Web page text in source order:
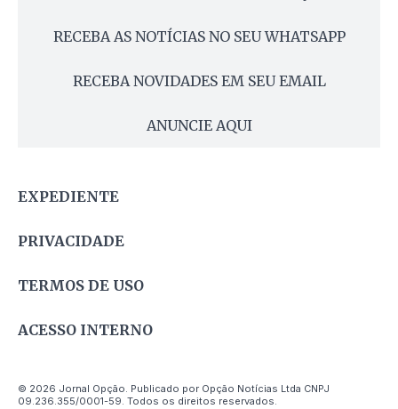
RECEBA AS NOTÍCIAS NO SEU WHATSAPP
RECEBA NOVIDADES EM SEU EMAIL
ANUNCIE AQUI
EXPEDIENTE
PRIVACIDADE
TERMOS DE USO
ACESSO INTERNO
© 2026 Jornal Opção. Publicado por Opção Notícias Ltda CNPJ
09.236.355/0001-59. Todos os direitos reservados.